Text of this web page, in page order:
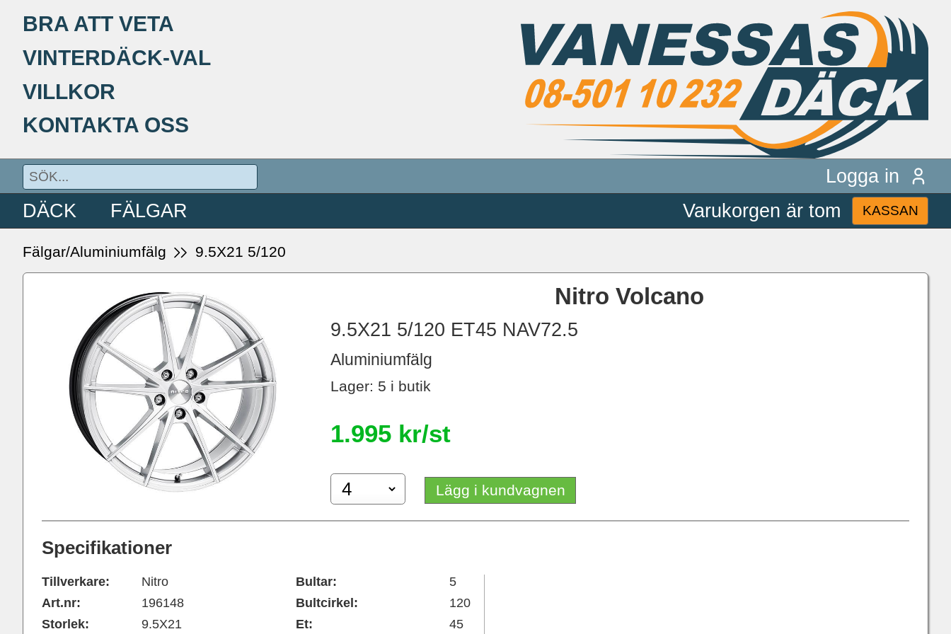
BRA ATT VETA
VINTERDÄCK-VAL
VILLKOR
KONTAKTA OSS
Logga in
DÄCK
FÄLGAR Varukorgen är tom KASSAN
Fälgar/Aluminiumfälg 9.5X21 5/120
Nitro Volcano
9.5X21 5/120 ET45 NAV72.5
Aluminiumfälg
Lager: 5 i butik
1.995 kr/st
Lägg i kundvagnen
Specifikationer
Tillverkare:
Art.nr:
Storlek:
Nitro
196148
9.5X21
Bultar:
Bultcirkel:
Et:
5
120
45